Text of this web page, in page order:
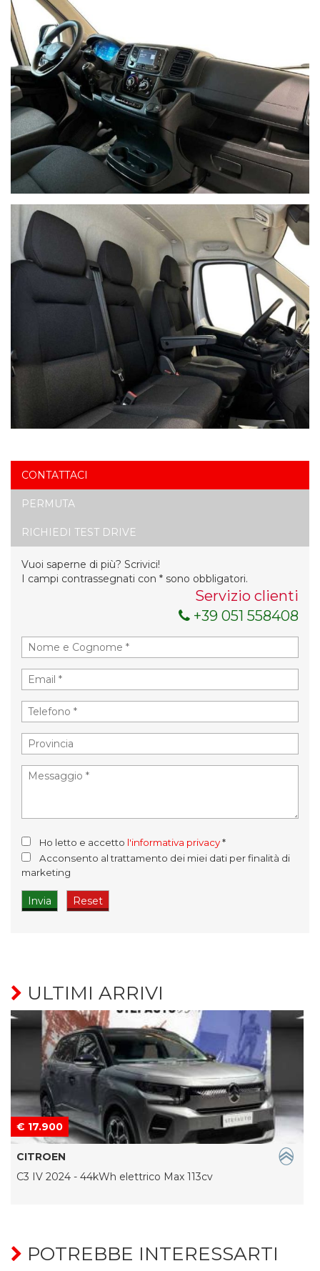
CONTATTACI
PERMUTA
RICHIEDI TEST DRIVE
Vuoi saperne di più? Scrivici!
I campi contrassegnati con * sono obbligatori.
Servizio clienti
+39 051 558408
Ho letto e accetto l'informativa privacy*
Acconsento al trattamento dei miei dati per finalità di
marketing
ULTIMI ARRIVI
€ 17.900
CITROEN
C3 IV 2024 - 44kWh elettrico Max 113cv
POTREBBE INTERESSARTI